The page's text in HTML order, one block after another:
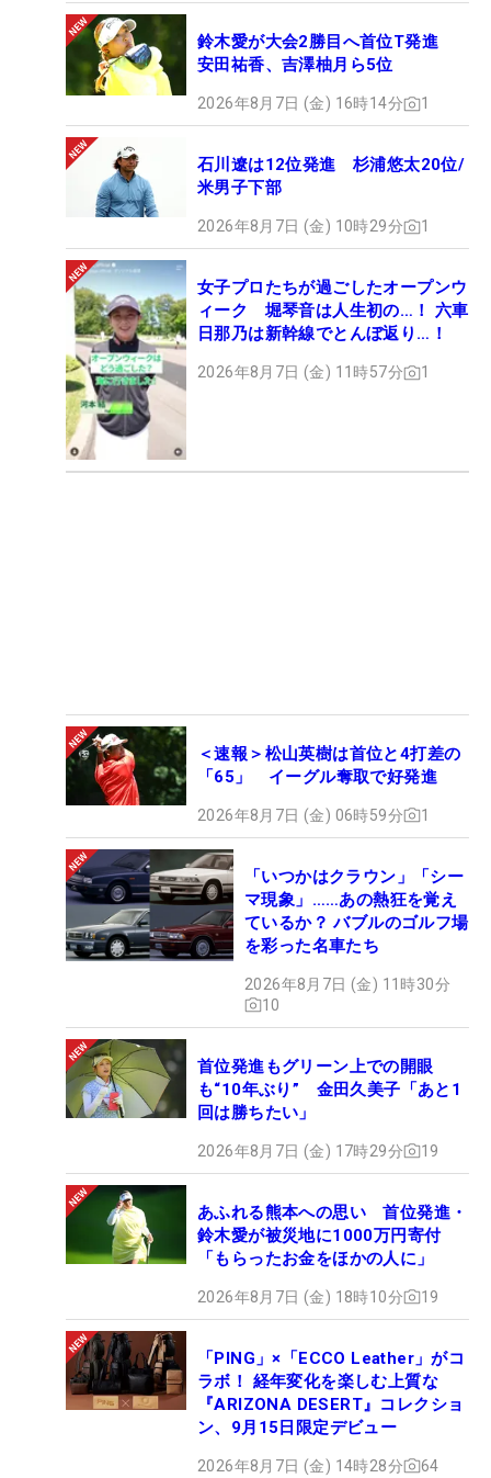
鈴木愛が大会2勝目へ首位T発進
安田祐香、吉澤柚月ら5位
2026年8月7日 (金) 16時14分 1
石川遼は12位発進 杉浦悠太20位/
米男子下部
2026年8月7日 (金) 10時29分 1
女子プロたちが過ごしたオープンウ
ィーク 堀琴音は人生初の…！ 六車
日那乃は新幹線でとんぼ返り…！
2026年8月7日 (金) 11時57分 1
＜速報＞松山英樹は首位と4打差の
「65」 イーグル奪取で好発進
2026年8月7日 (金) 06時59分 1
「いつかはクラウン」「シー
マ現象」……あの熱狂を覚え
ているか？ バブルのゴルフ場
を彩った名車たち
2026年8月7日 (金) 11時30分
10
首位発進もグリーン上での開眼
も“10年ぶり” 金田久美子「あと1
回は勝ちたい」
2026年8月7日 (金) 17時29分 19
あふれる熊本への思い 首位発進・
鈴木愛が被災地に1000万円寄付
「もらったお金をほかの人に」
2026年8月7日 (金) 18時10分 19
「PING」×「ECCO Leather」がコ
ラボ！ 経年変化を楽しむ上質な
『ARIZONA DESERT』コレクショ
ン、9月15日限定デビュー
2026年8月7日 (金) 14時28分 64